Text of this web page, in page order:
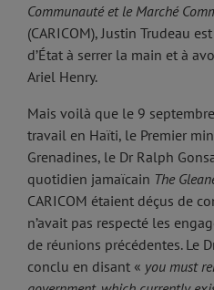
Communauté et le Marché
(CARICOM), Justin Trudeau
d’État à serrer la main et à
Ariel Henry.
Mais voilà que le 9
travail en Haïti, le Premier
Grenadines, le Dr Ralph
quotidien jamaïcain The
CARICOM étaient déçus de
n’avait pas respecté les
de réunions précédentes. Le
conclu en disant « you must